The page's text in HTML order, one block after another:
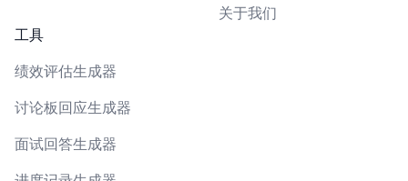
工具
绩效评估生成器
讨论板回应生成器
面试回答生成器
关于我们